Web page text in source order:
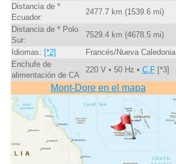
Distancia de *
Ecuador:
2477.7 km (1539.6 mi)
Distancia de * Polo
Sur:
7529.4 km (4678.5 mi)
Idiomas: [*2]
Francés/Nueva Caledonia
Enchufe de
alimentación de CA
220 V • 50 Hz • C,F[*3]
Mont-Dore en el mapa